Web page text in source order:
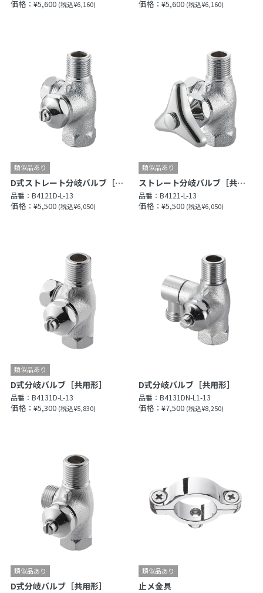
価格：¥5,600 (税込¥6,160) 価格：¥5,600 (税込¥6,160)
D式ストレート分岐バルブ［共用形］
品番： B4121D-L-13
価格：¥5,500 (税込¥6,050)
ストレート分岐バルブ［共用形］
品番：B4121-L-13
価格：¥5,500 (税込¥6,050)
D式分岐バルブ［共用形］
品番： B4131D-L-13
価格：¥5,300 (税込¥5,830)
D式分岐バルブ［共用形］
品番：B4131DN-L1-13
価格：¥7,500 (税込¥8,250)
D式分岐バルブ［共用形］ 止メ金具